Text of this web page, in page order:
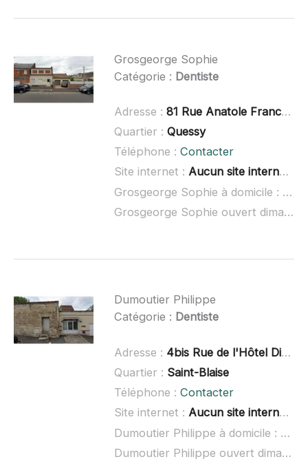
Grosgeorge Sophie
Catégorie : Dentiste
Adresse : 81 Rue Anatole France, 02700 Tergnier
Quartier : Quessy
Téléphone : Contacter
Site internet : Aucun site internet connu
Grosgeorge Sophie à domicile :
non
Grosgeorge Sophie ouvert dimanche :
Dumoutier Philippe
Catégorie : Dentiste
Adresse : 4bis Rue de l'Hôtel Dieu, 60400 Noyon
Quartier : Saint-Blaise
Téléphone : Contacter
Site internet : Aucun site internet connu
Dumoutier Philippe à domicile :
non
Dumoutier Philippe ouvert dimanche :